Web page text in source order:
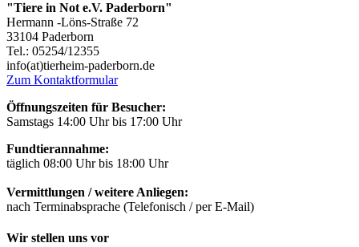
"Tiere in Not e.V. Paderborn"
Hermann -Löns-Straße 72
33104 Paderborn
Tel.: 05254/12355
info(at)tierheim-paderborn.de
Zum Kontaktformular
Öffnungszeiten für Besucher:
Samstags 14:00 Uhr bis 17:00 Uhr
Fundtierannahme:
täglich 08:00 Uhr bis 18:00 Uhr
Vermittlungen / weitere Anliegen:
nach Terminabsprache (Telefonisch / per E-Mail)
Wir stellen uns vor